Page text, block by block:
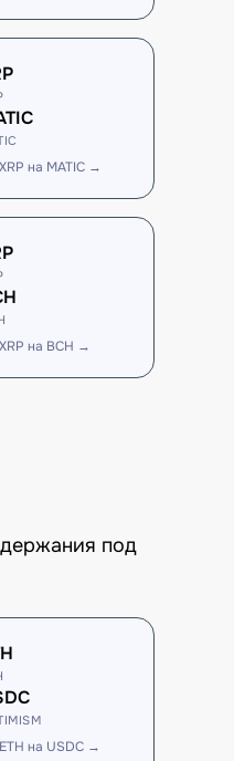
на MATIC →
на BCH →
под
на USDC →